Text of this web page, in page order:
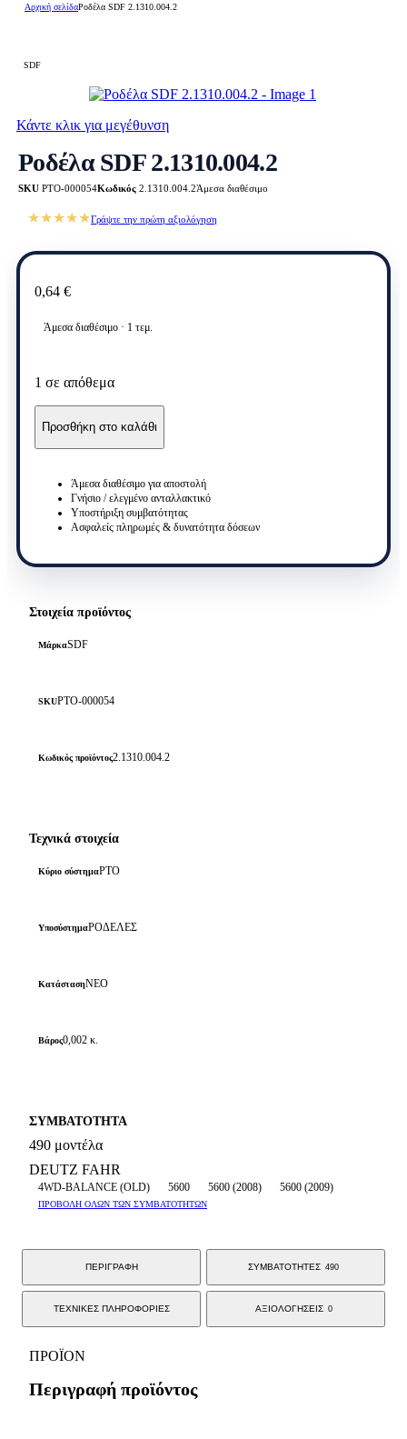
Αρχική σελίδαΡοδέλα SDF 2.1310.004.2
SDF
Κάντε κλικ για μεγέθυνση
Ροδέλα SDF 2.1310.004.2
SKU PTO-000054Κωδικός 2.1310.004.2Άμεσα διαθέσιμο
★★★★★Γράψτε την πρώτη αξιολόγηση
Στοιχεία προϊόντος
ΜάρκαSDF
SKUPTO-000054
Κωδικός προϊόντος2.1310.004.2
Τεχνικά στοιχεία
Κύριο σύστημαPTO
ΥποσύστημαΡΟΔΕΛΕΣ
ΚατάστασηΝΕΟ
Βάρος0,002 κ.
ΣΥΜΒΑΤΟΤΗΤΑ
490 μοντέλα
DEUTZ FAHR
4WD-BALANCE (OLD) 5600 5600 (2008) 5600 (2009)
ΠΡΟΒΟΛΗ ΟΛΩΝ ΤΩΝ ΣΥΜΒΑΤΟΤΗΤΩΝ
0,64 €
Άμεσα διαθέσιμο · 1 τεμ.
1 σε απόθεμα
Ροδέλα
SDF
2.1310.004.2
Προσθήκη στο καλάθι
Άμεσα διαθέσιμο για αποστολή
Γνήσιο / ελεγμένο ανταλλακτικό
Υποστήριξη συμβατότητας
Ασφαλείς πληρωμές & δυνατότητα δόσεων
ΠΕΡΙΓΡΑΦΗ ΣΥΜΒΑΤΟΤΗΤΕΣ 490
ΤΕΧΝΙΚΕΣ ΠΛΗΡΟΦΟΡΙΕΣ ΑΞΙΟΛΟΓΗΣΕΙΣ 0
ΠΡΟΪΟΝ
Περιγραφή προϊόντος